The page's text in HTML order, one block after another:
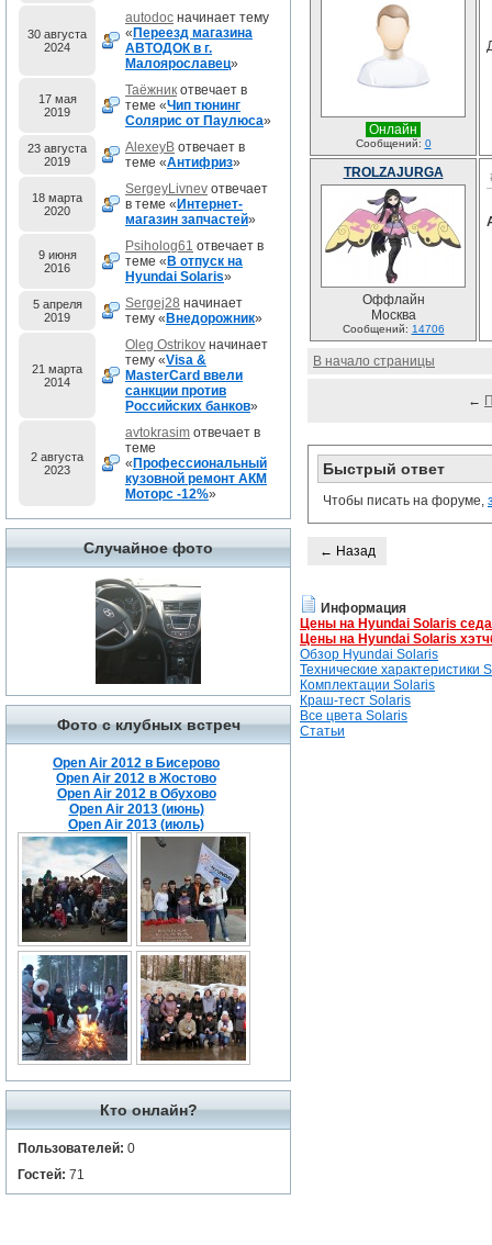
30 августа
2024
autodoc начинает тему
« Переезд магазина
АВТОДОК в г.
Малоярославец»
17 мая
2019
Таёжник отвечает в
теме «Чип тюнинг
Солярис от Паулюса»
23 августа
2019
AlexeyB отвечает в
теме «Антифриз»
18 марта
2020
SergeyLivnev отвечает
в теме « Интернет-
магазин запчастей»
9 июня
2016
Psiholog61 отвечает в
теме « В отпуск на
Hyundai Solaris»
5 апреля
2019
Sergej28 начинает
тему « Внедорожник»
21 марта
2014
Oleg Ostrikov начинает
тему «Visa &
MasterCard ввели
санкции против
Российских банков»
2 августа
2023
avtokrasim отвечает в
теме
« Профессиональный
кузовной ремонт АКМ
Моторс -12%»
Случайное фото
Фото с клубных встреч
Open Air 2012 в Бисерово
Open Air 2012 в Жостово
Open Air 2012 в Обухово
Open Air 2013 (июнь)
Open Air 2013 (июль)
Кто онлайн?
Пользователей: 0
Гостей: 71
Онлайн
Сообщений: 0
TROLZAJURGA
Оффлайн
Москва
Сообщений: 14706
В начало страницы
←
Быстрый ответ
Чтобы писать на форуме,
← Назад
Информация
Цены на Hyundai Solaris
Цены на Hyundai Solaris
Обзор Hyundai Solaris
Технические характеристики
Комплектации Solaris
Краш-тест Solaris
Все цвета Solaris
Статьи